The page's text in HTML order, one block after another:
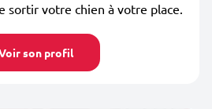
sortir votre chien à votre place.
son profil